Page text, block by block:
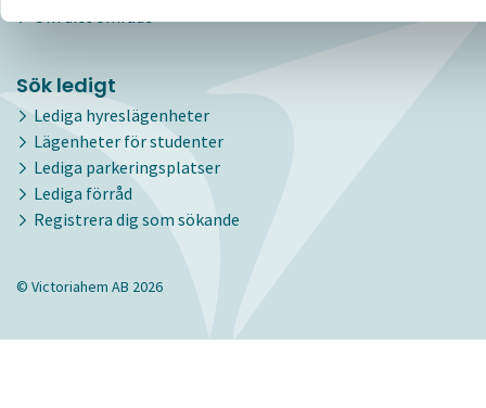
Sök ledigt
Lediga hyreslägenheter
Lägenheter för studenter
Lediga parkeringsplatser
Lediga förråd
Registrera dig som sökande
© Victoriahem AB 2026